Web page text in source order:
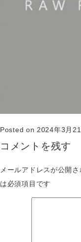
Posted on 2024年3月21
コメントを残す
メールアドレスが公開
は必須項目です